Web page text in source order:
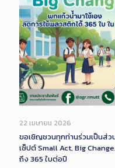
22 เมษายน 2026
ขอเชิญชวนทุกท่านร่วมเป็นส่
เซ็ปต์ Small Act, Big
ถึง 365 ใบต่อปี